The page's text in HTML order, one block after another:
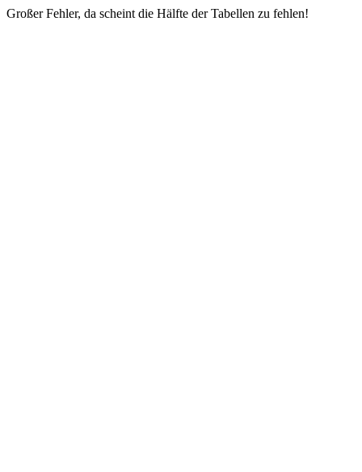
Großer Fehler, da scheint die Hälfte der Tabellen zu fehlen!